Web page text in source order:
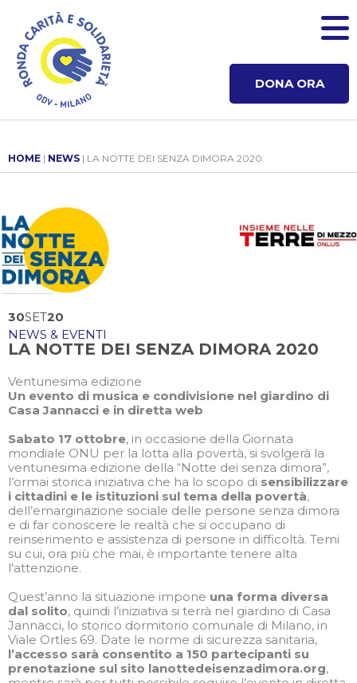
DONA ORA
HOME | NEWS | LA NOTTE DEI SENZA DIMORA 2020
30SET20
NEWS & EVENTI
LA NOTTE DEI SENZA DIMORA 2020
Ventunesima edizione
Un evento di musica e condivisione nel giardino di
Casa Jannacci e in diretta web
Sabato 17 ottobre, in occasione della Giornata
mondiale ONU per la lotta alla povertà, si svolgerà la
ventunesima edizione della “Notte dei senza dimora”,
l’ormai storica iniziativa che ha lo scopo di sensibilizzare
i cittadini e le istituzioni sul tema della povertà,
dell’emarginazione sociale delle persone senza dimora
e di far conoscere le realtà che si occupano di
reinserimento e assistenza di persone in difficoltà. Temi
su cui, ora più che mai, è importante tenere alta
l'attenzione.
Quest’anno la situazione impone una forma diversa
dal solito, quindi l’iniziativa si terrà nel giardino di Casa
Jannacci, lo storico dormitorio comunale di Milano, in
Viale Ortles 69. Date le norme di sicurezza sanitaria,
l’accesso sarà consentito a 150 partecipanti su
prenotazione sul sito lanottedeisenzadimora.org,